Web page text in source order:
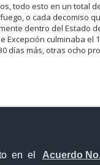
en el Acuerdo
todo esto en un total
o cada decomiso
dentro del Estado
Excepción culminaba
días más, otras ocho